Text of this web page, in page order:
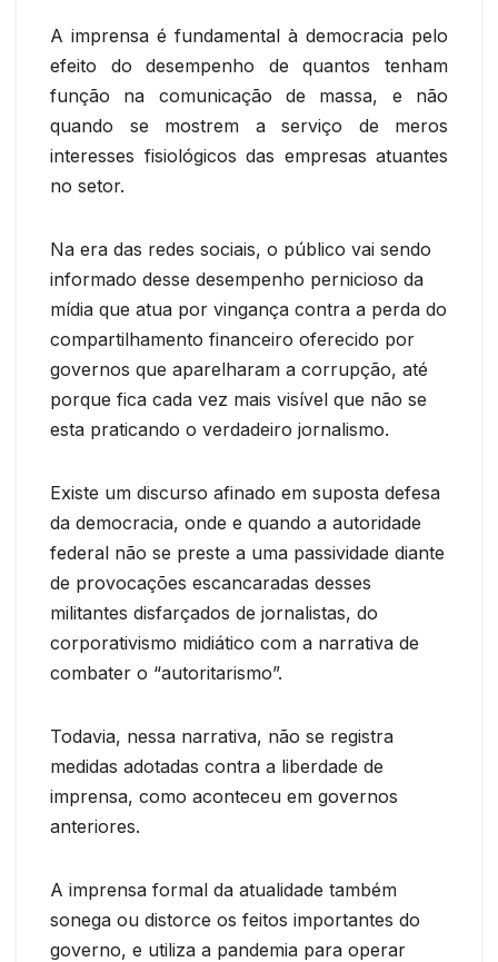
A imprensa é fundamental à democracia pelo
efeito do desempenho de quantos tenham
função na comunicação de massa, e não
quando se mostrem a serviço de meros
interesses fisiológicos das empresas atuantes
no setor.
Na era das redes sociais, o público vai sendo
informado desse desempenho pernicioso da
mídia que atua por vingança contra a perda do
compartilhamento financeiro oferecido por
governos que aparelharam a corrupção, até
porque fica cada vez mais visível que não se
esta praticando o verdadeiro jornalismo.
Existe um discurso afinado em suposta defesa
da democracia, onde e quando a autoridade
federal não se preste a uma passividade diante
de provocações escancaradas desses
militantes disfarçados de jornalistas, do
corporativismo midiático com a narrativa de
combater o “autoritarismo”.
Todavia, nessa narrativa, não se registra
medidas adotadas contra a liberdade de
imprensa, como aconteceu em governos
anteriores.
A imprensa formal da atualidade também
sonega ou distorce os feitos importantes do
governo, e utiliza a pandemia para operar